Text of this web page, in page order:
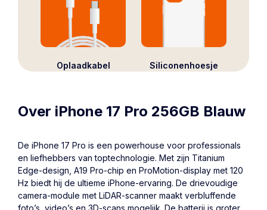
Oplaadkabel Siliconenhoesje
Over iPhone 17 Pro 256GB Blauw
De iPhone 17 Pro is een powerhouse voor professionals
en liefhebbers van toptechnologie. Met zijn Titanium
Edge-design, A19 Pro-chip en ProMotion-display met 120
Hz biedt hij de ultieme iPhone-ervaring. De drievoudige
camera-module met LiDAR-scanner maakt verbluffende
foto’s, video’s en 3D-scans mogelijk. De batterij is groter